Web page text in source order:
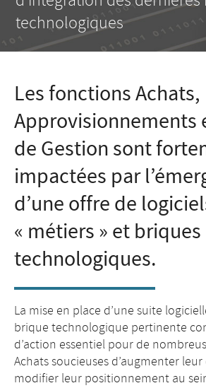
technologiques
Les fonctions Achats,
Approvisionnements
de Gestion sont
impactées par
d’une offre de
« métiers » et briques
technologiques.
La mise en place d’une suite
brique technologique pertinente
d’action essentiel pour de
Achats soucieuses d’augmenter
modifier leur positionnement au